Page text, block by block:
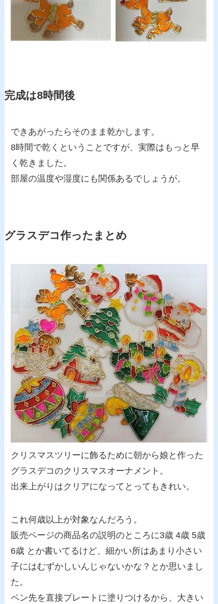
完成は8時間後
できあがったらそのまま乾かします。
8時間で乾くということですが、実際はもっと早
く乾きました。
部屋の温度や湿度にも関係あるでしょうが。
グラスデコ作ったまとめ
クリスマスツリーに飾るために朝から娘と作った
グラスデコのクリスマスオーナメント。
出来上がりはクリアになってとってもきれい。
これ何歳以上が対象なんだろう。
販売ページの商品名の説明のところに3歳 4歳 5歳
6歳 とか書いてるけど、細かい所はあまり小さい
子にはむずかしいんじゃないかな？とか思いまし
た。
ペン先を直接プレートに塗りつけるから、大きい